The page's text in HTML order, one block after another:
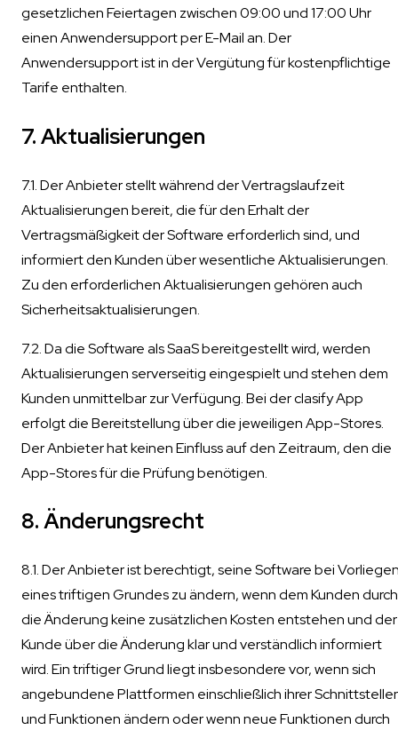
gesetzlichen Feiertagen zwischen 09:00 und 17:00 Uhr
einen Anwendersupport per E-Mail an. Der
Anwendersupport ist in der Vergütung für kostenpflichtige
Tarife enthalten.
7. Aktualisierungen
7.1. Der Anbieter stellt während der Vertragslaufzeit
Aktualisierungen bereit, die für den Erhalt der
Vertragsmäßigkeit der Software erforderlich sind, und
informiert den Kunden über wesentliche Aktualisierungen.
Zu den erforderlichen Aktualisierungen gehören auch
Sicherheitsaktualisierungen.
7.2. Da die Software als SaaS bereitgestellt wird, werden
Aktualisierungen serverseitig eingespielt und stehen dem
Kunden unmittelbar zur Verfügung. Bei der clasify App
erfolgt die Bereitstellung über die jeweiligen App-Stores.
Der Anbieter hat keinen Einfluss auf den Zeitraum, den die
App-Stores für die Prüfung benötigen.
8. Änderungsrecht
8.1. Der Anbieter ist berechtigt, seine Software bei
eines triftigen Grundes zu ändern, wenn dem Kunden durch
die Änderung keine zusätzlichen Kosten entstehen und der
Kunde über die Änderung klar und verständlich informiert
wird. Ein triftiger Grund liegt insbesondere vor, wenn sich
angebundene Plattformen einschließlich ihrer
und Funktionen ändern oder wenn neue Funktionen durch